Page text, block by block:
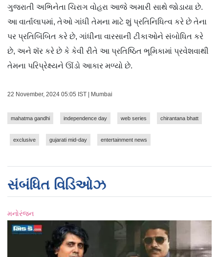
ગુજરાતી અભિનેતા ચિરાગ વોહરા આજે અમારી સાથે જોડાયા છે.
આ વાર્તાલાપમાં, તેઓ ગાંધી તેમના માટે શું પ્રતિનિધિત્વ કરે છે તેના
પર પ્રતિબિંબિત કરે છે, ગાંધીના વારસાની ટીકાઓને સંબોધિત કરે
છે, અને શૅર કરે છે કે કેવી રીતે આ પ્રતિષ્ઠિત ભૂમિકામાં પ્રવેશવાથી
તેમના પરિપ્રેક્ષ્યને ઊંડો આકાર મળ્યો છે.
22 November, 2024 05:05 IST | Mumbai
mahatma gandhi independence day web series chirantana bhatt
exclusive gujarati mid-day entertainment news
સંબંધિત વિડિઓઝ
મનોરંજન